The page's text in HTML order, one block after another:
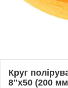
Круг
8"x50 (200